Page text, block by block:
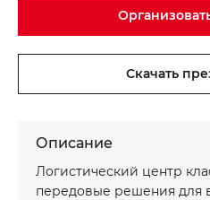
Скачать
Описание
Логистический центр
передовые решения для
Телефон*
Ваше сообщение
Номер телефона*
Ваше сообщение